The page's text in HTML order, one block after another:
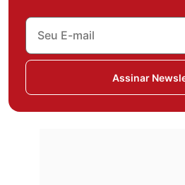
Assinar